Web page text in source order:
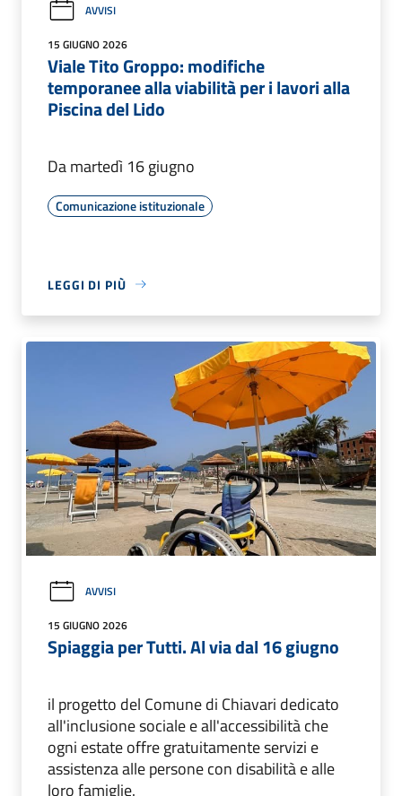
AVVISI
15 GIUGNO 2026
Viale Tito Groppo: modifiche
temporanee alla viabilità per i lavori alla
Piscina del Lido
Da martedì 16 giugno
Comunicazione istituzionale
LEGGI DI PIÙ
AVVISI
15 GIUGNO 2026
Spiaggia per Tutti. Al via dal 16 giugno
il progetto del Comune di Chiavari dedicato
all'inclusione sociale e all'accessibilità che
ogni estate offre gratuitamente servizi e
assistenza alle persone con disabilità e alle
loro famiglie.